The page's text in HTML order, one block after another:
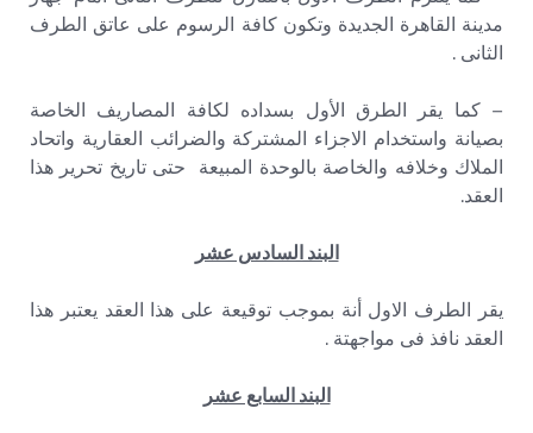
مدينة القاهرة الجديدة وتكون كافة الرسوم على عاتق الطرف
الثانى .
– كما يقر الطرق الأول بسداده لكافة المصاريف الخاصة
بصيانة واستخدام الاجزاء المشتركة والضرائب العقارية واتحاد
الملاك وخلافه والخاصة بالوحدة المبيعة حتى تاريخ تحرير هذا
العقد.
البند السادس عشر
يقر الطرف الاول أنة بموجب توقيعة على هذا العقد يعتبر هذا
العقد نافذ فى مواجهتة .
البند السابع عشر